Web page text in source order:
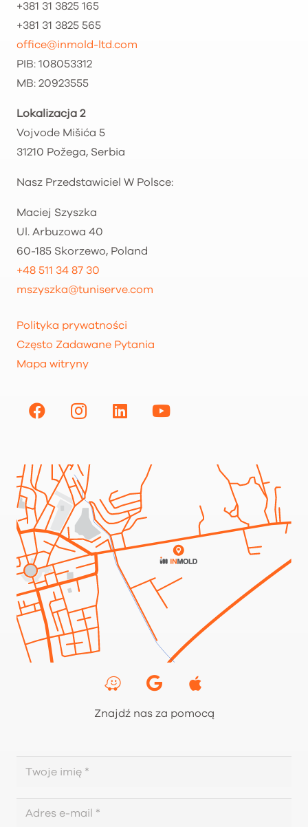
+381 31 3825 165
+381 31 3825 565
office@inmold-ltd.com
PIB: 108053312
MB: 20923555
Lokalizacja 2
Vojvode Mišića 5
31210 Požega, Serbia
Nasz Przedstawiciel W Polsce:
Maciej Szyszka
Ul. Arbuzowa 40
60-185 Skorzewo, Poland
+48 511 34 87 30
mszyszka@tuniserve.com
Polityka prywatności
Często Zadawane Pytania
Mapa witryny
Znajdź nas za pomocą